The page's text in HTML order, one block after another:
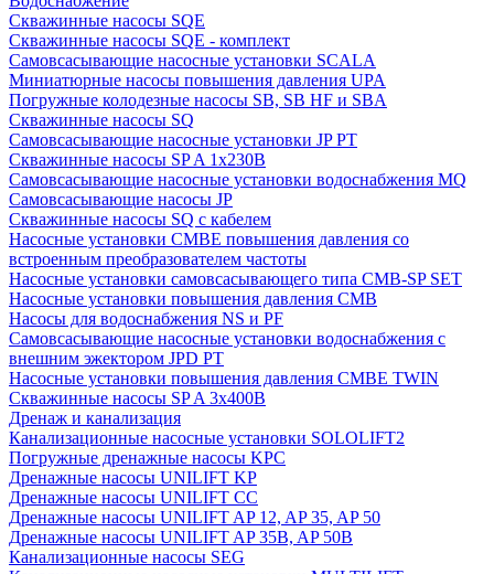
Скважинные насосы SQE
Скважинные насосы SQE - комплект
Cамовсасывающие насосные установки SCALA
Миниатюрные насосы повышения давления UPA
Погружные колодезные насосы SB, SB HF и SBA
Скважинные насосы SQ
Самовсасывающие насосные установки JP PT
Скважинные насосы SP A 1x230В
Самовсасывающие насосные установки водоснабжения MQ
Самовсасывающие насосы JP
Скважинные насосы SQ с кабелем
Насосные установки CMBE повышения давления со
встроенным преобразователем частоты
Насосные установки самовсасывающего типа CMB-SP SET
Насосные установки повышения давления CMB
Насосы для водоснабжения NS и PF
Самовсасывающие насосные установки водоснабжения с
внешним эжектором JPD PT
Насосные установки повышения давления CMBE TWIN
Скважинные насосы SP A 3x400В
Дренаж и канализация
Канализационные насосные установки SOLOLIFT2
Погружные дренажные насосы KPC
Дренажные насосы UNILIFT KP
Дренажные насосы UNILIFT CC
Дренажные насосы UNILIFT AP 12, AP 35, AP 50
Дренажные насосы UNILIFT AP 35B, AP 50B
Канализационные насосы SEG